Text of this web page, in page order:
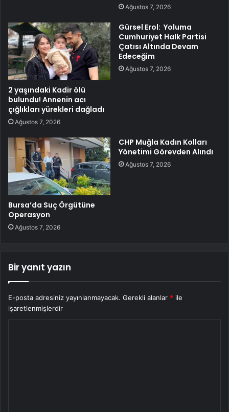
Ağustos 7, 2026
2 yaşındaki Kadir ölü
bulundu! Annenin acı
çığlıkları yürekleri dağladı
Ağustos 7, 2026
Gürsel Erol: Yoluma
Cumhuriyet Halk Partisi
Çatısı Altında Devam
Edeceğim
Ağustos 7, 2026
Bursa’da Suç Örgütüne
Operasyon
Ağustos 7, 2026
CHP Muğla Kadın Kolları
Yönetimi Görevden Alındı
Ağustos 7, 2026
Bir yanıt yazın
E-posta adresiniz yayınlanmayacak. Gerekli alanlar * ile
işaretlenmişlerdir